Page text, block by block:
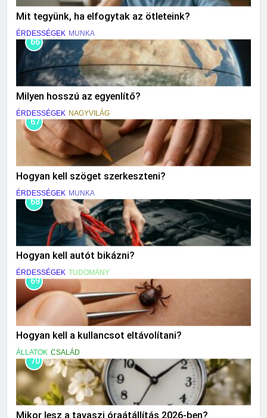
Mit tegyünk, ha elfogytak az ötleteink?
ÉRDESSÉGEK MUNKA
66
Milyen hosszú az egyenlítő?
ÉRDESSÉGEK NAGYVILÁG
67
Hogyan kell szöget szerkeszteni?
ÉRDESSÉGEK MUNKA
68
Hogyan kell autót bikázni?
ÉRDESSÉGEK TUDOMÁNY
69
Hogyan kell a kullancsot eltávolítani?
ÁLLATOK CSALÁD
70
Mikor lesz a tavaszi óraátállítás 2026-ben?